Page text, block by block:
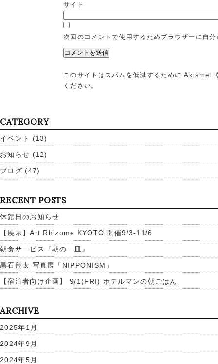
サイト
次回のコメントで使用するためブラウザーに自
このサイトはスパムを低減するために Akismet
ください 。
CATEGORY
イベント (13)
お知らせ (12)
ブログ (47)
RECENT POSTS
休館日のお知らせ
【展示】Art Rhizome KYOTO 開催9/3-11/6
朝食サービス『朝の一皿』
黒石翔太 写真展「NIPPONISM」
【宿泊者向け企画】 9/1(FRI) ホテルマンの朝ごはん
ARCHIVE
2025年1月
2024年9月
2024年5月